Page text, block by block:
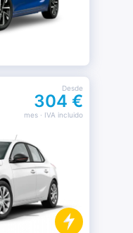
Desde
304 €
mes· IVA incluido